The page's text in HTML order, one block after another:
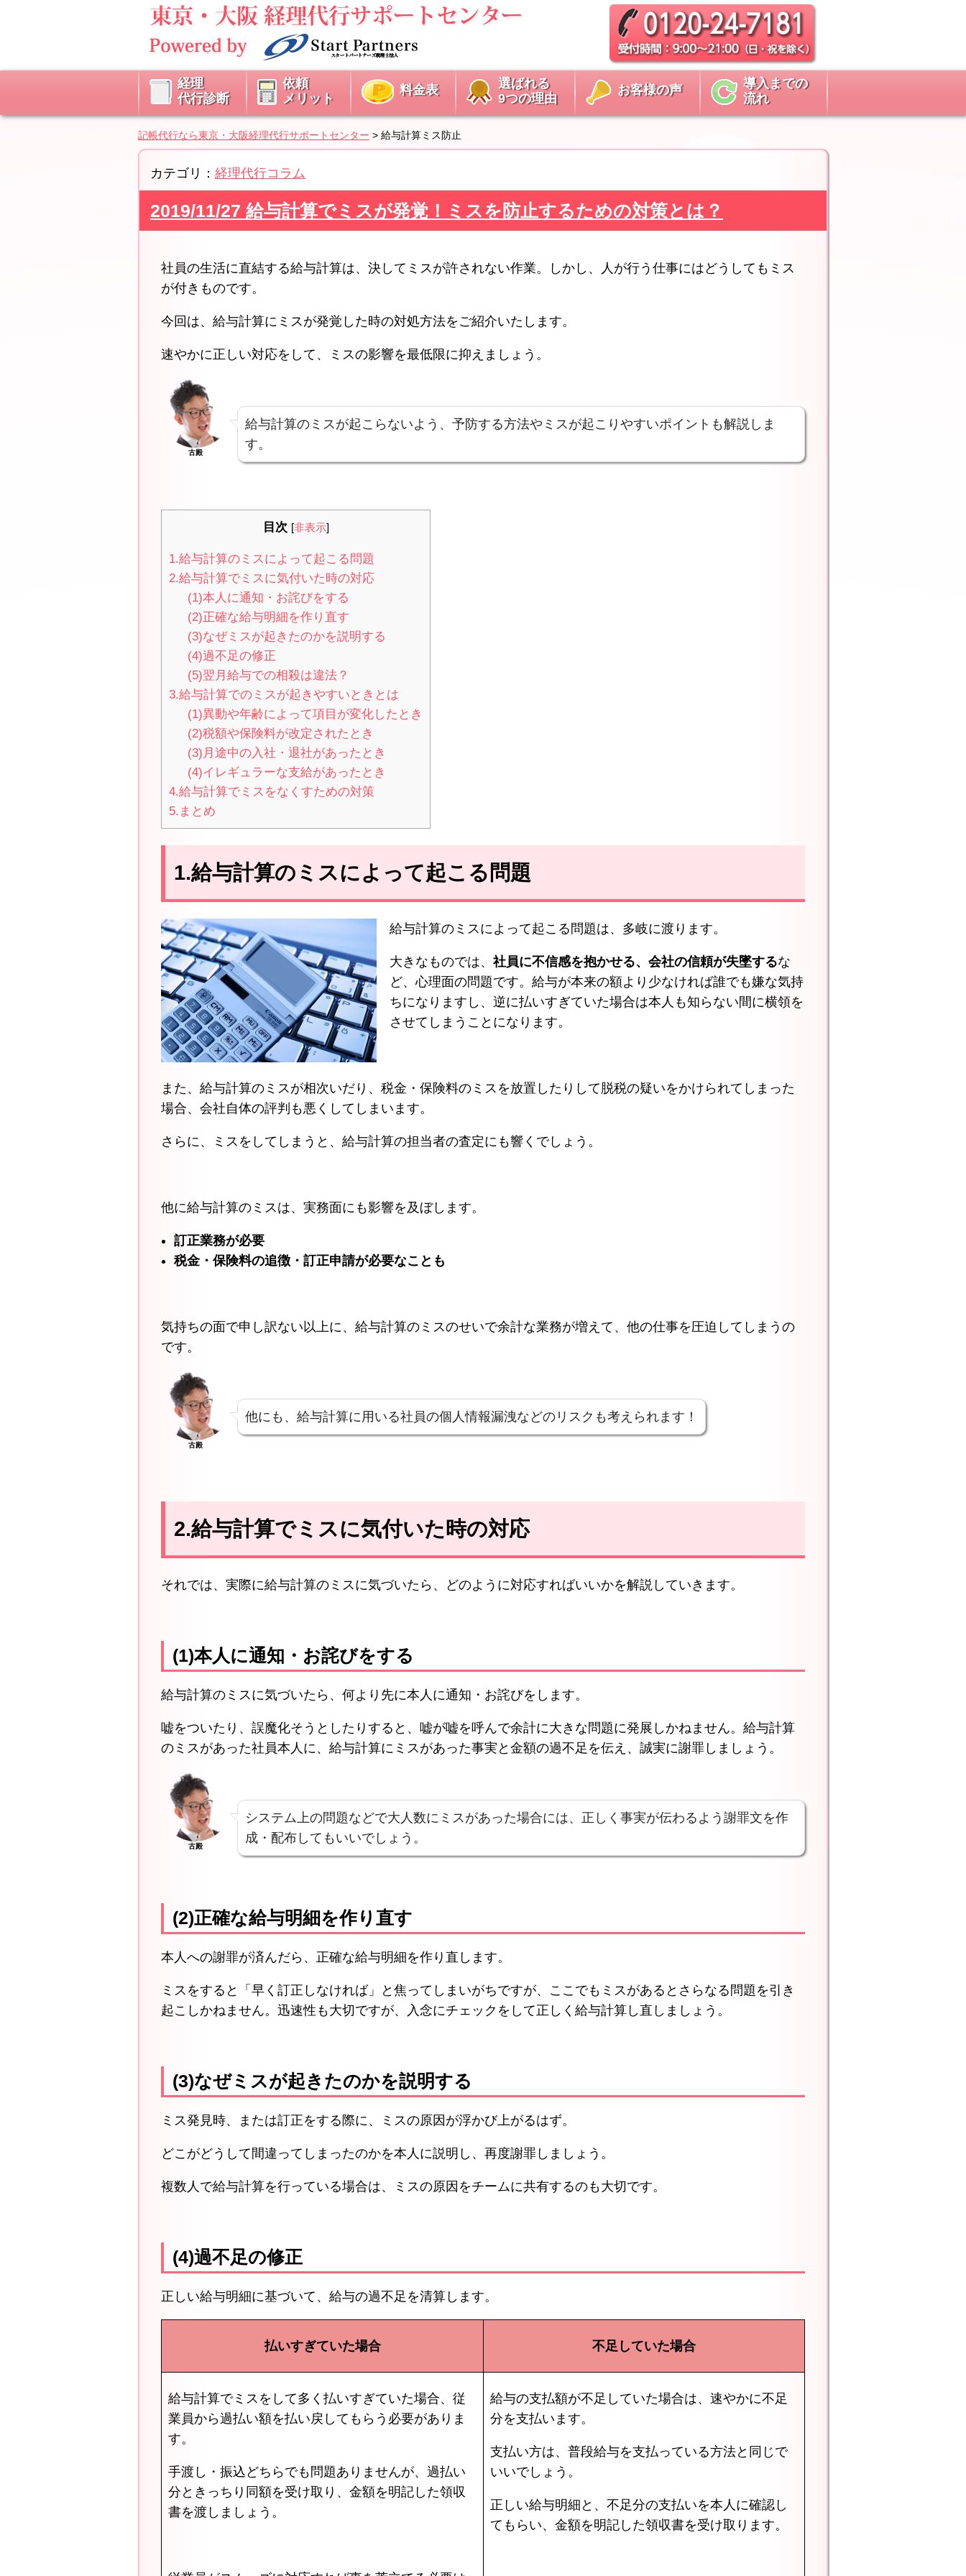
経理
代行診断
依頼
メリット
料金表
選ばれる
9つの理由
お客様の声
導入までの
流れ
記帳代行なら東京・大阪経理代行サポートセンター > 給与計算ミス防止
カテゴリ： 経理代行コラム
2019/11/27 給与計算でミスが発覚！ミスを防止するための対策とは？
社員の生活に直結する給与計算は、決してミスが許されない作業。しかし、人が行う仕事にはどうしてもミス
が付きものです。
今回は、給与計算にミスが発覚した時の対処方法をご紹介いたします。
速やかに正しい対応をして、ミスの影響を最低限に抑えましょう。
古殿
給与計算のミスが起こらないよう、予防する方法やミスが起こりやすいポイントも解説しま
す。
目次 [非表示]
1.給与計算のミスによって起こる問題
2.給与計算でミスに気付いた時の対応
(1)本人に通知・お詫びをする
(2)正確な給与明細を作り直す
(3)なぜミスが起きたのかを説明する
(4)過不足の修正
(5)翌月給与での相殺は違法？
3.給与計算でのミスが起きやすいときとは
(1)異動や年齢によって項目が変化したとき
(2)税額や保険料が改定されたとき
(3)月途中の入社・退社があったとき
(4)イレギュラーな支給があったとき
4.給与計算でミスをなくすための対策
5.まとめ
1.給与計算のミスによって起こる問題
給与計算のミスによって起こる問題は、多岐に渡ります。
大きなものでは、 社員に不信感を抱かせる、 会社の信頼が失墜するな
ど、心理面の問題です。給与が本来の額より少なければ誰でも嫌な気持
ちになりますし、逆に払いすぎていた場合は本人も知らない間に横領を
させてしまうことになります。
また、給与計算のミスが相次いだり、税金・保険料のミスを放置したりして脱税の疑いをかけられてしまった
場合、会社自体の評判も悪くしてしまいます。
さらに、ミスをしてしまうと、給与計算の担当者の査定にも響くでしょう。
他に給与計算のミスは、実務面にも影響を及ぼします。
訂正業務が必要
税金・保険料の追徴・訂正申請が必要なことも
気持ちの面で申し訳ない以上に、給与計算のミスのせいで余計な業務が増えて、他の仕事を圧迫してしまうの
です。
古殿
他にも、給与計算に用いる社員の個人情報漏洩などのリスクも考えられます！
2.給与計算でミスに気付いた時の対応
それでは、実際に給与計算のミスに気づいたら、どのように対応すればいいかを解説していきます。
(1)本人に通知・お詫びをする
給与計算のミスに気づいたら、何より先に本人に通知・お詫びをします。
嘘をついたり、誤魔化そうとしたりすると、嘘が嘘を呼んで余計に大きな問題に発展しかねません。給与計算
のミスがあった社員本人に、給与計算にミスがあった事実と金額の過不足を伝え、誠実に謝罪しましょう。
古殿
システム上の問題などで大人数にミスがあった場合には、正しく事実が伝わるよう謝罪文を作
成・配布してもいいでしょう。
(2)正確な給与明細を作り直す
本人への謝罪が済んだら、正確な給与明細を作り直します。
ミスをすると「早く訂正しなければ」と焦ってしまいがちですが、ここでもミスがあるとさらなる問題を引き
起こしかねません。迅速性も大切ですが、入念にチェックをして正しく給与計算し直しましょう。
(3)なぜミスが起きたのかを説明する
ミス発見時、または訂正をする際に、ミスの原因が浮かび上がるはず。
どこがどうして間違ってしまったのかを本人に説明し、再度謝罪しましょう。
複数人で給与計算を行っている場合は、ミスの原因をチームに共有するのも大切です。
(4)過不足の修正
正しい給与明細に基づいて、給与の過不足を清算します。
払いすぎていた場合 不足していた場合
給与計算でミスをして多く払いすぎていた場合、従
業員から過払い額を払い戻してもらう必要がありま
す。
手渡し・振込どちらでも問題ありませんが、過払い
分ときっちり同額を受け取り、金額を明記した領収
書を渡しましょう。
給与の支払額が不足していた場合は、速やかに不足
分を支払います。
支払い方は、普段給与を支払っている方法と同じで
いいでしょう。
正しい給与明細と、不足分の支払いを本人に確認し
てもらい、金額を明記した領収書を受け取ります。